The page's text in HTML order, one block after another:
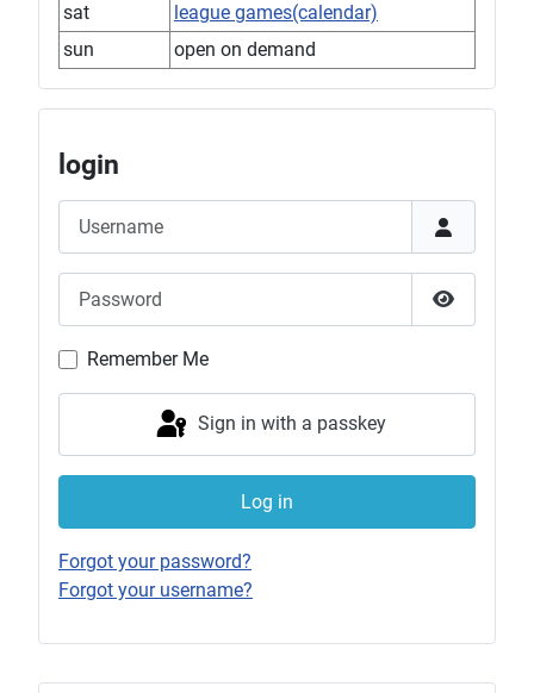
sat
league games(calendar)
sun
open on demand
login
Show
Remember Me
Sign in with a passkey
Log in
Forgot your password?
Forgot your username?